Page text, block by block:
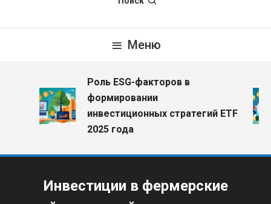
Меню
Роль ESG-факторов в
формировании
инвестиционных стратегий ETF
2025 года
Инвестиции в фермерские